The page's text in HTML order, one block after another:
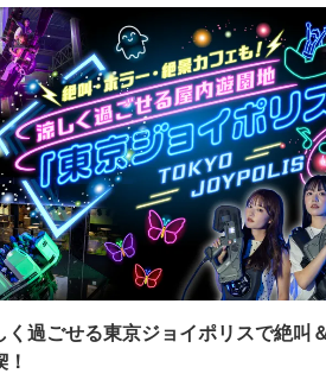
く過ごせる東京ジョイポリスで絶叫